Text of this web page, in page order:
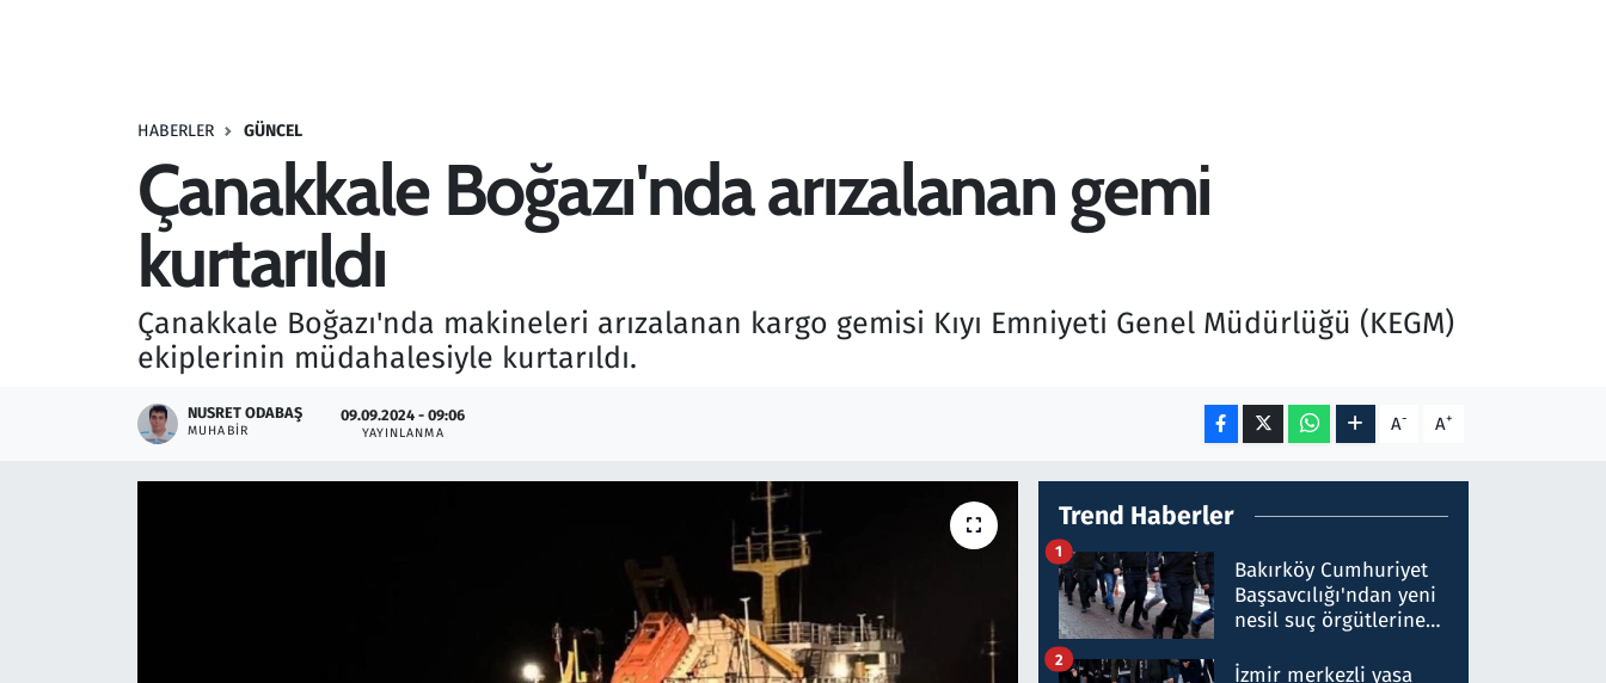
HABERLER GÜNCEL
Çanakkale Boğazı'nda arızalanan gemi
kurtarıldı
Çanakkale Boğazı'nda makineleri arızalanan kargo gemisi Kıyı Emniyeti Genel Müdürlüğü (KEGM)
ekiplerinin müdahalesiyle kurtarıldı.
NUSRET ODABAŞ
MUHABIR
09.09.2024 - 09:06
YAYINLANMA A- A+
Trend Haberler
Bakırköy Cumhuriyet
Başsavcılığı'ndan yeni
nesil suç örgütlerine
hakkında gözaltı kararı
1
İzmir merkezli yasa
2
Savunma Sanayi
Teknoloji ve Bilim
Televizyon